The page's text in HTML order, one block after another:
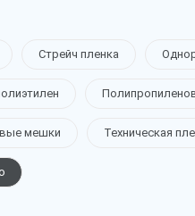
Стрейч пленка
мешки Техническая